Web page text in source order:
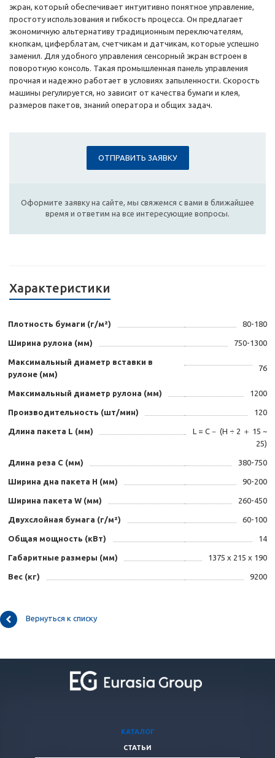
экран, который обеспечивает интуитивно понятное управление,
простоту использования и гибкость процесса. Он предлагает
экономичную альтернативу традиционным переключателям,
кнопкам, циферблатам, счетчикам и датчикам, которые успешно
заменил. Для удобного управления сенсорный экран встроен в
поворотную консоль. Такая промышленная панель управления
прочная и надежно работает в условиях запыленности. Скорость
машины регулируется, но зависит от качества бумаги и клея,
размеров пакетов, знаний оператора и общих задач.
ОТПРАВИТЬ ЗАЯВКУ
Оформите заявку на сайте, мы свяжемся с вами в ближайшее
время и ответим на все интересующие вопросы.
Характеристики
Плотность бумаги (г/м²) 80-180
Ширина рулона (мм) 750-1300
Максимальный диаметр вставки в
рулоне (мм)
76
Максимальный диаметр рулона (мм) 1200
Производительность (шт/мин) 120
Длина пакета L (мм)
L = C－ (H ÷ 2 ＋ 15 ~
25)
Длина реза C (мм) 380-750
Ширина дна пакета H (мм) 90-200
Ширина пакета W (мм) 260-450
Двухслойная бумага (г/м²) 60-100
Общая мощность (кВт) 14
Габаритные размеры (мм) 1375 x 215 x 190
Вес (кг) 9200
Вернуться к списку
КАТАЛОГ
СТАТЬИ